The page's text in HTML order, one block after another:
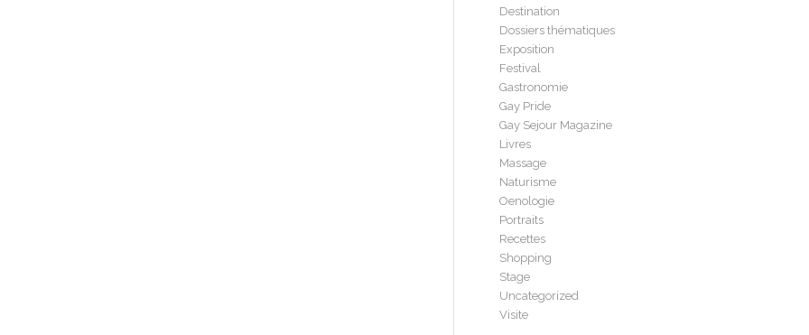
Destination
Dossiers thématiques
Exposition
Festival
Gastronomie
Gay Pride
Gay Sejour Magazine
Livres
Massage
Naturisme
Oenologie
Portraits
Recettes
Shopping
Stage
Uncategorized
Visite